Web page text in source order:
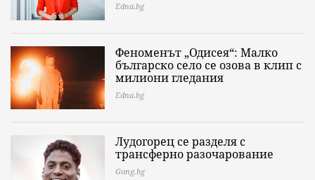
Edna.bg
Феноменът „Одисея“: Малко
българско село се озова в клип с
милиони гледания
Edna.bg
Лудогорец се разделя с
трансферно разочарование
Gong.bg